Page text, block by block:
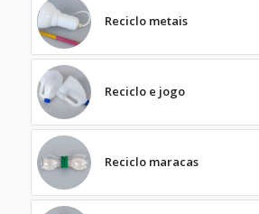
Reciclo metais
Reciclo e jogo
Reciclo maracas